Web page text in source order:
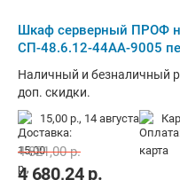
Шкаф серверный ПРОФ
СП-48.6.12-44АА-9005
Наличный и безналичный
доп. скидки.
15,00 р., 14 августа
4 680,24р.
4 821,00р.